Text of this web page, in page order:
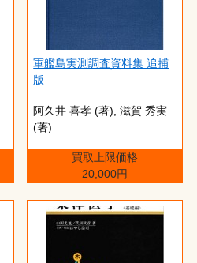
軍艦島実測調査資料集 追捕
版
阿久井 喜孝 (著),‎ 滋賀 秀実
(著)
買取上限価格
20,000円